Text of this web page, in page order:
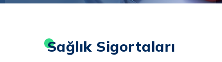
Sağlık Sigortaları